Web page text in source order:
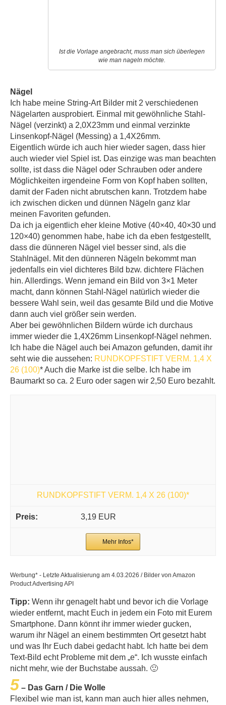
Ist die Vorlage angebracht, muss man sich überlegen
wie man nageln möchte.
Nägel
Ich habe meine String-Art Bilder mit 2 verschiedenen
Nägelarten ausprobiert. Einmal mit gewöhnliche Stahl-
Nägel (verzinkt) a 2,0X23mm und einmal verzinkte
Linsenkopf-Nägel (Messing) a 1,4X26mm.
Eigentlich würde ich auch hier wieder sagen, dass hier
auch wieder viel Spiel ist. Das einzige was man beachten
sollte, ist dass die Nägel oder Schrauben oder andere
Möglichkeiten irgendeine Form von Kopf haben sollten,
damit der Faden nicht abrutschen kann. Trotzdem habe
ich zwischen dicken und dünnen Nägeln ganz klar
meinen Favoriten gefunden.
Da ich ja eigentlich eher kleine Motive (40×40, 40×30 und
120×40) genommen habe, habe ich da eben festgestellt,
dass die dünneren Nägel viel besser sind, als die
Stahlnägel. Mit den dünneren Nägeln bekommt man
jedenfalls ein viel dichteres Bild bzw. dichtere Flächen
hin. Allerdings. Wenn jemand ein Bild von 3×1 Meter
macht, dann können Stahl-Nägel natürlich wieder die
bessere Wahl sein, weil das gesamte Bild und die Motive
dann auch viel größer sein werden.
Aber bei gewöhnlichen Bildern würde ich durchaus
immer wieder die 1,4X26mm Linsenkopf-Nägel nehmen.
Ich habe die Nägel auch bei Amazon gefunden, damit ihr
seht wie die aussehen: RUNDKOPFSTIFT VERM. 1,4 X
26 (100)* Auch die Marke ist die selbe. Ich habe im
Baumarkt so ca. 2 Euro oder sagen wir 2,50 Euro bezahlt.
RUNDKOPFSTIFT VERM. 1,4 X 26 (100)*
3,19 EUR
Mehr Infos*
Werbung* - Letzte Aktualisierung am 4.03.2026 / Bilder von Amazon
Product Advertising API
Tipp: Wenn ihr genagelt habt und bevor ich die Vorlage
wieder entfernt, macht Euch in jedem ein Foto mit Eurem
Smartphone. Dann könnt ihr immer wieder gucken,
warum ihr Nägel an einem bestimmten Ort gesetzt habt
und was Ihr Euch dabei gedacht habt. Ich hatte bei dem
Text-Bild echt Probleme mit dem „e“. Ich wusste einfach
nicht mehr, wie der Buchstabe aussah. 🙂
5 – Das Garn / Die Wolle
Flexibel wie man ist, kann man auch hier alles nehmen,